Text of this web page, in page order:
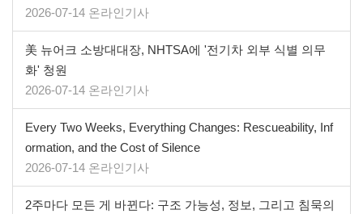
2026-07-14 온라인기사
美 뉴어크 소방대대장, NHTSA에 '전기차 외부 식별 의무
화' 청원
2026-07-14 온라인기사
Every Two Weeks, Everything Changes: Rescueability, Inf
ormation, and the Cost of Silence
2026-07-14 온라인기사
2주마다 모든 게 바뀐다: 구조 가능성, 정보, 그리고 침묵의